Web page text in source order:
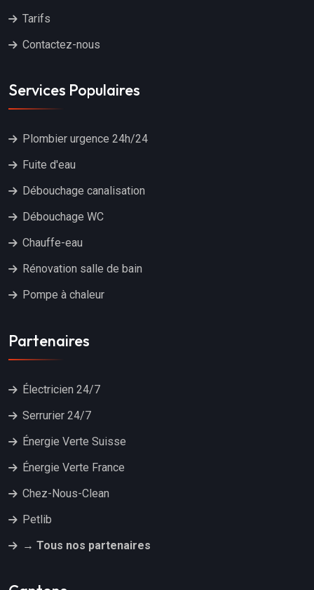
Tarifs
Contactez-nous
Services Populaires
Plombier urgence 24h/24
Fuite d'eau
Débouchage canalisation
Débouchage WC
Chauffe-eau
Rénovation salle de bain
Pompe à chaleur
Partenaires
Électricien 24/7
Serrurier 24/7
Énergie Verte Suisse
Énergie Verte France
Chez-Nous-Clean
Petlib
→ Tous nos partenaires